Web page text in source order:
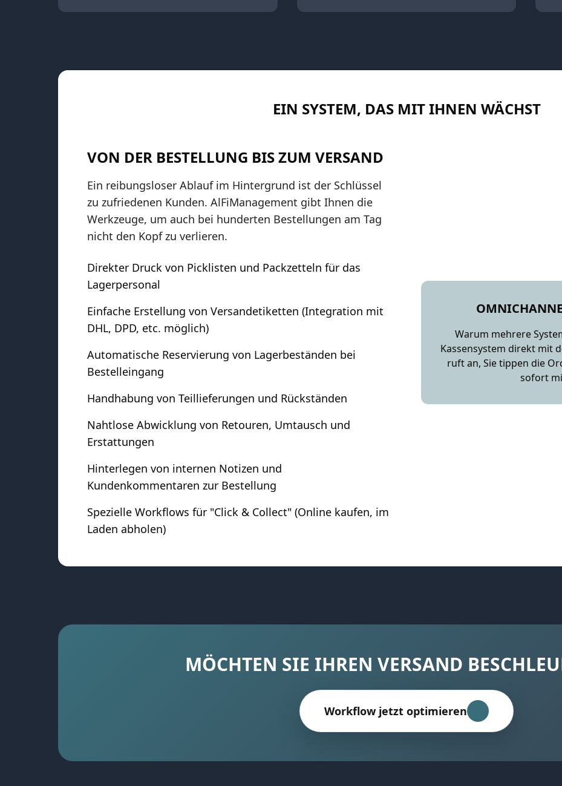
EIN SYSTEM, DAS MIT IHNEN WÄCHST
VON DER BESTELLUNG BIS ZUM VERSAND
Ein reibungsloser Ablauf im Hintergrund ist der Schlüssel
zu zufriedenen Kunden. AlFiManagement gibt Ihnen die
Werkzeuge, um auch bei hunderten Bestellungen am Tag
nicht den Kopf zu verlieren.
Direkter Druck von Picklisten und Packzetteln für das
Lagerpersonal
Einfache Erstellung von Versandetiketten (Integration mit
DHL, DPD, etc. möglich)
Automatische Reservierung von Lagerbeständen bei
Bestelleingang
Handhabung von Teillieferungen und Rückständen
Nahtlose Abwicklung von Retouren, Umtausch und
Erstattungen
Hinterlegen von internen Notizen und
Kundenkommentaren zur Bestellung
Spezielle Workflows für "Click & Collect" (Online kaufen, im
Laden abholen)
Warum mehrere
Kassensystem direkt mit
ruft an, Sie tippen die
sofort
MÖCHTEN SIE IHREN VERSAND
Workflow jetzt optimieren